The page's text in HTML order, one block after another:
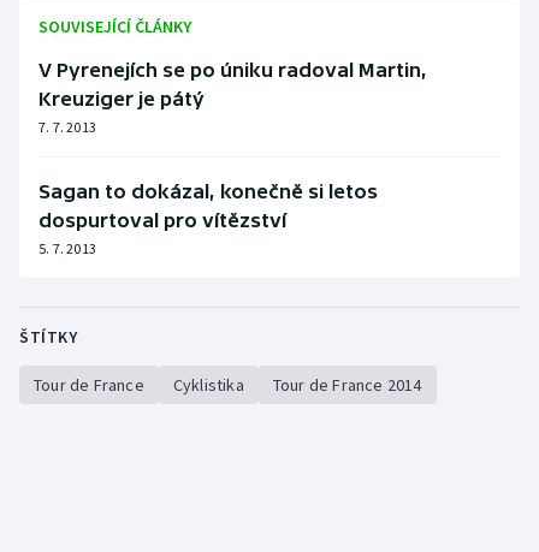
SOUVISEJÍCÍ ČLÁNKY
V Pyrenejích se po úniku radoval Martin,
Kreuziger je pátý
7. 7. 2013
Sagan to dokázal, konečně si letos
dospurtoval pro vítězství
5. 7. 2013
ŠTÍTKY
Tour de France Cyklistika Tour de France 2014